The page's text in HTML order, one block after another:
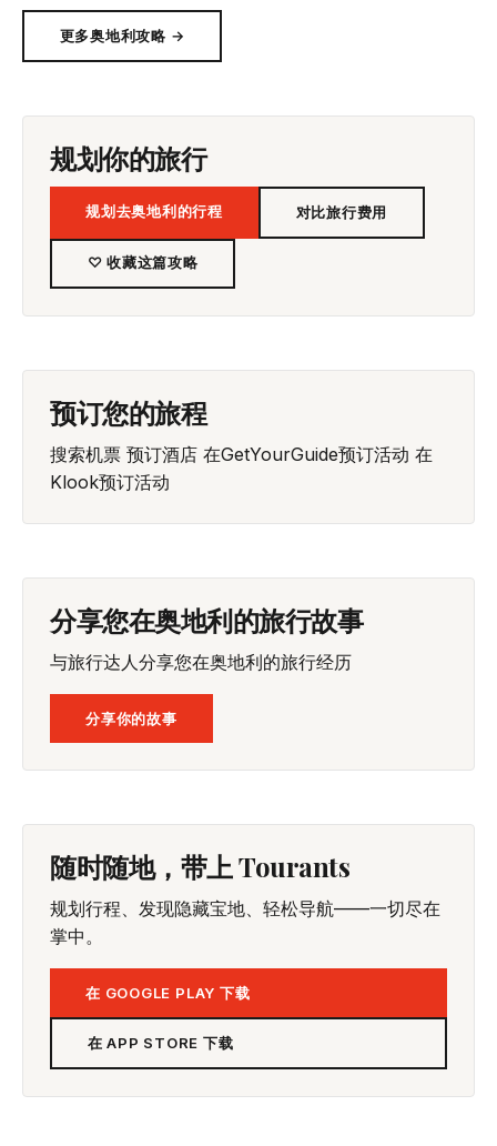
更多奥地利攻略 →
规划你的旅行
规划去奥地利的行程 对比旅行费用
♡ 收藏这篇攻略
预订您的旅程
搜索机票 预订酒店 在GetYourGuide预订活动 在
Klook预订活动
分享您在奥地利的旅行故事
与旅行达人分享您在奥地利的旅行经历
分享你的故事
随时随地，带上 Tourants
规划行程、发现隐藏宝地、轻松导航——一切尽在
掌中。
在 GOOGLE PLAY 下载
在 APP STORE 下载